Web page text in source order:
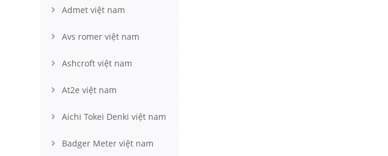
Admet việt nam
Avs romer việt nam
Ashcroft việt nam
At2e việt nam
Aichi Tokei Denki việt nam
Badger Meter việt nam